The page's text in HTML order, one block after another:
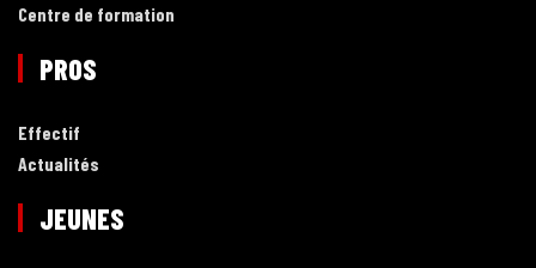
Centre de formation
PROS
Effectif
Actualités
JEUNES